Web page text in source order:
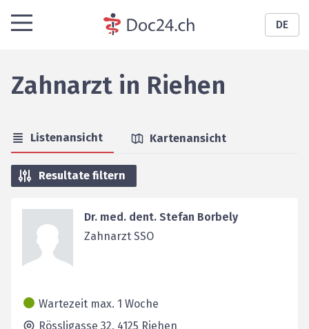
DE
Zahnarzt in Riehen
Listenansicht Kartenansicht
Resultate filtern
Dr. med. dent. Stefan Borbely
Zahnarzt SSO
Wartezeit max. 1 Woche
Rössligasse 32, 4125 Riehen